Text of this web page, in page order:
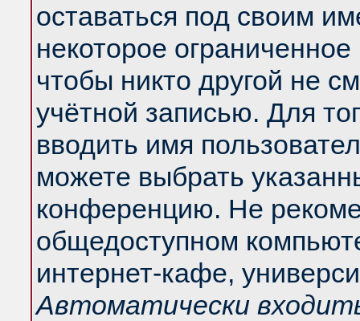
оставаться под своим
некоторое
чтобы никто другой не
учётной записью. Для
вводить имя
можете выбрать
конференцию. Не
общедоступном
интернет-кафе,
Автоматически